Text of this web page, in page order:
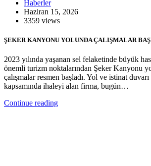
Haberler
Haziran 15, 2026
3359 views
ŞEKER KANYONU YOLUNDA ÇALIŞMALAR
2023 yılında yaşanan sel felaketinde büyük
önemli turizm noktalarından Şeker Kanyonu
çalışmalar resmen başladı. Yol ve istinat duvarı
kapsamında ihaleyi alan firma, bugün…
Continue reading